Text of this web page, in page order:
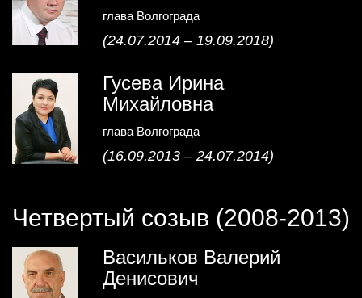
глава Волгограда
(24.07.2014 – 19.09.2018)
Гусева Ирина
Михайловна
глава Волгограда
(16.09.2013 – 24.07.2014)
Четвертый созыв (2008-2013)
Васильков Валерий
Денисович